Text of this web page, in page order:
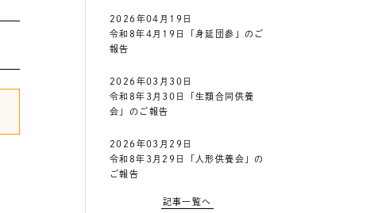
2026年04月19日
令和8年4月19日「身延団参」のご
報告
2026年03月30日
令和8年3月30日「生類合同供養
会」のご報告
2026年03月29日
令和8年3月29日「人形供養会」の
ご報告
記事一覧へ